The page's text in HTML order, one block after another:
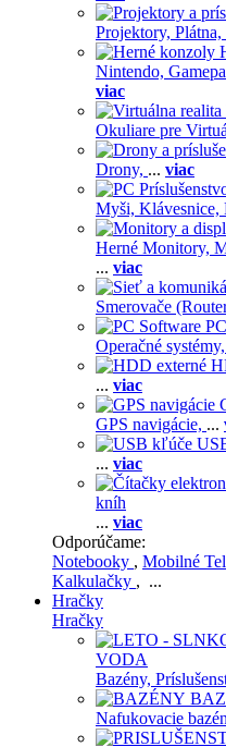
Projektory, Plátna,
Nintendo,
viac
Okuliare pre
Drony, ... viac
Myši, Klávesnice,
Herné Monitory,
... viac
Smerovače
Operačné systémy,
... viac
GPS navigácie, ...
... viac
kníh
... viac
Odporúčame:
Notebooky , Mobilné
Kalkulačky , ...
Hračky
Hračky
VODA
Bazény,
Nafukovacie